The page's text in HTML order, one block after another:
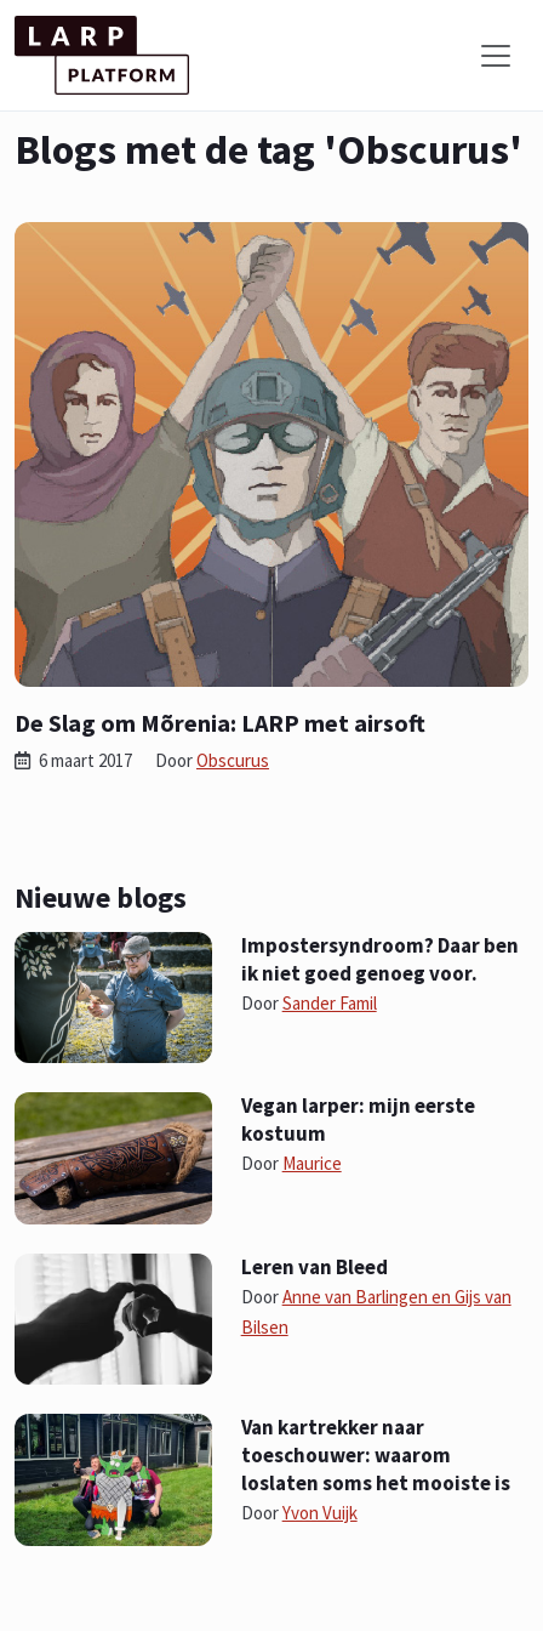
Blogs met de tag 'Obscurus'
De Slag om Mõrenia: LARP met airsoft
6 maart 2017 DoorObscurus
Nieuwe blogs
Impostersyndroom? Daar ben
ik niet goed genoeg voor.
DoorSander Famil
Vegan larper: mijn eerste
kostuum
Door Maurice
Leren van Bleed
DoorAnne van Barlingen en Gijs van
Bilsen
Van kartrekker naar
toeschouwer: waarom
loslaten soms het mooiste is
DoorYvon Vuijk